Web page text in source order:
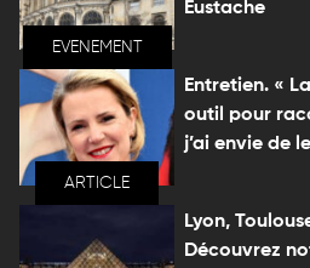
EVENEMENT
Eustache
ARTICLE
Entretien. «
outil pour
j’ai envie de
Lyon,
Découvrez